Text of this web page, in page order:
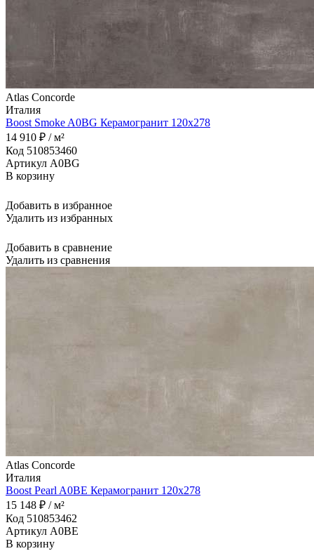
Atlas Concorde
Италия
Boost Smoke A0BG Керамогранит 120x278
14 910 ₽ / м²
Код 510853460
Артикул A0BG
В корзину
Добавить в избранное
Удалить из избранных
Добавить в сравнение
Удалить из сравнения
Atlas Concorde
Италия
Boost Pearl A0BE Керамогранит 120x278
15 148 ₽ / м²
Код 510853462
Артикул A0BE
В корзину